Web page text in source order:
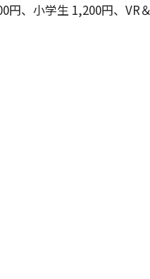
円、小学生 1,200円、